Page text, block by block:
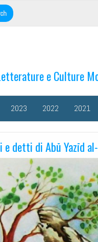
e Culture
2023 2022 2021
detti di Abū Yazīd